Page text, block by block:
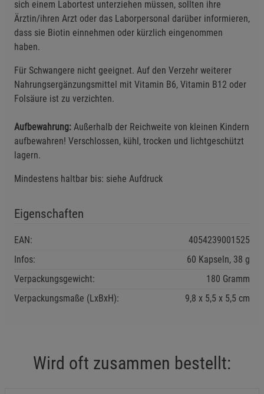
sich einem Labortest unterziehen müssen, sollten ihre
Ärztin/ihren Arzt oder das Laborpersonal darüber informieren,
dass sie Biotin einnehmen oder kürzlich eingenommen
haben.
Für Schwangere nicht geeignet. Auf den Verzehr weiterer
Nahrungsergänzungsmittel mit Vitamin B6, Vitamin B12 oder
Folsäure ist zu verzichten.
Aufbewahrung: Außerhalb der Reichweite von kleinen Kindern
aufbewahren! Verschlossen, kühl, trocken und lichtgeschützt
lagern.
Mindestens haltbar bis: siehe Aufdruck
Eigenschaften
EAN:
4054239001525
Infos:
60 Kapseln, 38 g
Verpackungsgewicht:
180 Gramm
Verpackungsmaße (LxBxH):
9,8 5,5 5,5 cm
Wird oft zusammen bestellt:
Funktionale Cookies (1) Funktionale
Beschreibung Funktionale Cookies
Statistik Cookies (2) Statistik Cookies
Beschreibung Statistik Cookies
Marketing Cookies (3)